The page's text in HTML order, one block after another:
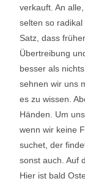
verkauft. An
selten so
Satz, dass
Übertreibung
besser als
sehnen wir uns
es zu wissen.
Händen. Um
wenn wir keine
suchet, der
sonst auch. Auf
Hier ist bald